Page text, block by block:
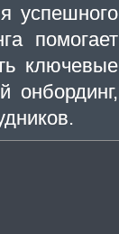
успешного
помогает
ключевые
онбординг,